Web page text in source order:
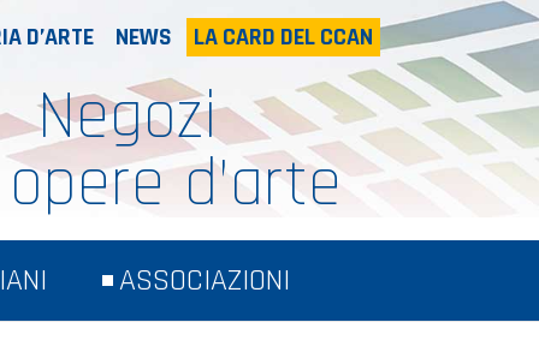
D’ARTE NEWS LA CARD DEL CCAN
Negozi
d’arte
ASSOCIAZIONI